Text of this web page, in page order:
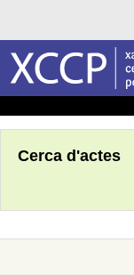
Cerca d'actes